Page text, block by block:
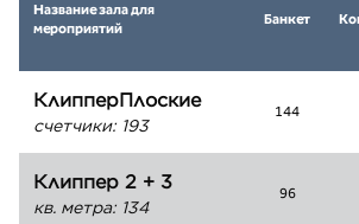
Название зала для
мероприятий
Банкет
КлипперПлоские
счетчики: 193
144
Клиппер 2 + 3
кв. метра: 134
96